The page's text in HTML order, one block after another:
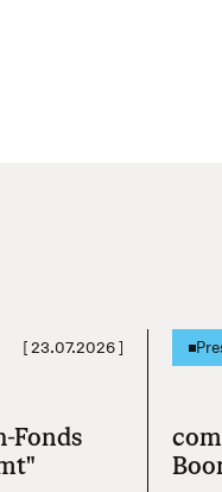
[23.07.2026]
Fonds